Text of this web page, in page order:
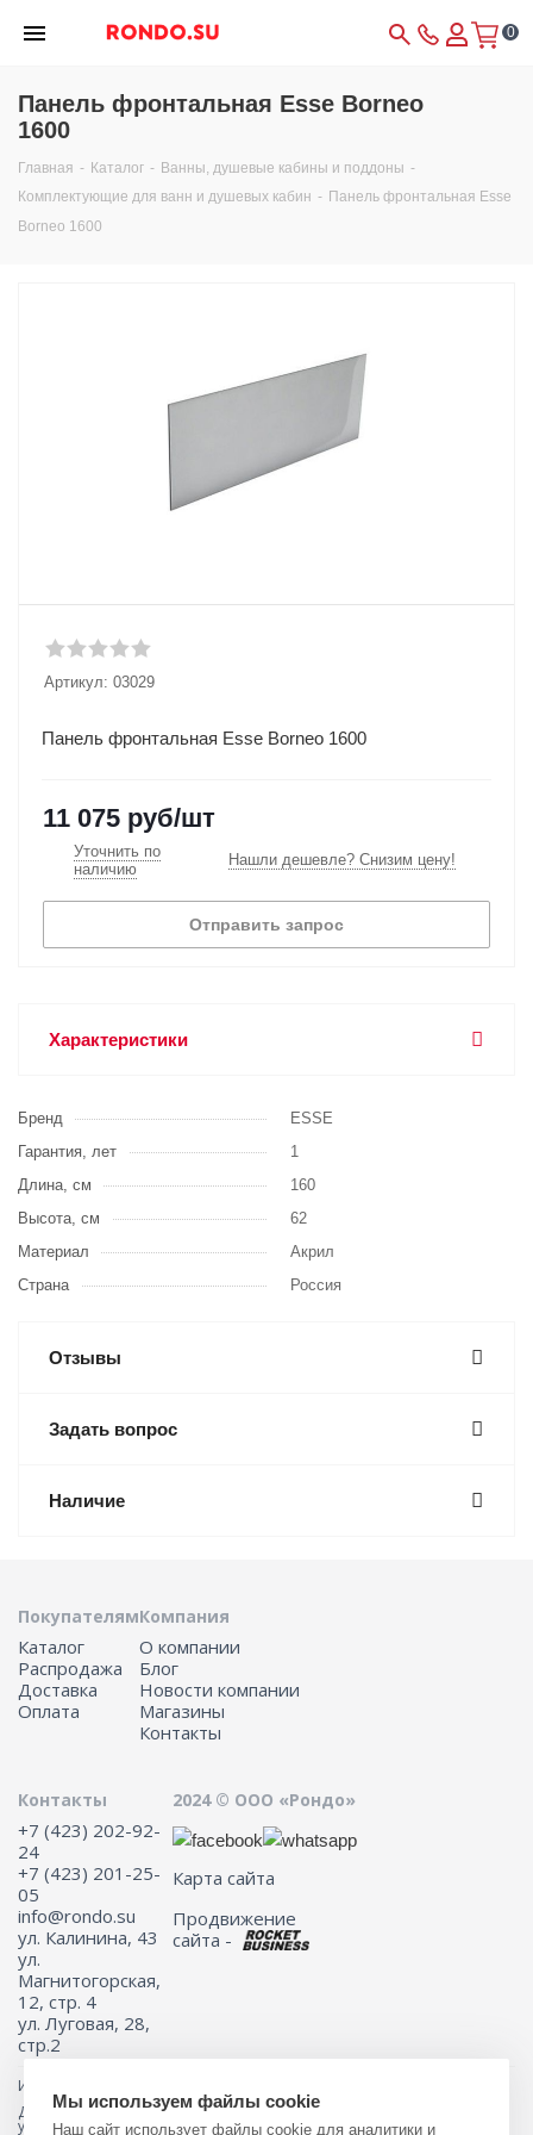
0
Панель фронтальная Esse Borneo
1600
Главная - Каталог - Ванны, душевые кабины и поддоны -
Комплектующие для ванн и душевых кабин - Панель фронтальная Esse
Borneo 1600
Артикул: 03029
Панель фронтальная Esse Borneo 1600
11 075 руб/шт
Уточнить по
наличию
Нашли дешевле? Снизим цену!
Отправить запрос
Характеристики
Бренд
ESSE
Гарантия, лет
1
Длина, см
160
Высота, см
62
Материал
Акрил
Страна
Россия
Отзывы
Задать вопрос
Наличие
Покупателям
Каталог
Распродажа
Доставка
Оплата
Компания
О компании
Блог
Новости компании
Магазины
Контакты
Контакты
+7 (423) 202-92-
24
+7 (423) 201-25-
05
info@rondo.su
ул. Калинина, 43
ул.
Магнитогорская,
12, стр. 4
ул. Луговая, 28,
стр.2
2024 © ООО «Рондо»
Карта сайта
Продвижение
сайта -
Информация на сайте не является публичной офертой.
Для получения подробной информации о наличии и стоимости
указанных товаров и (или) услуг, пожалуйста, обращайтесь к
Мы используем файлы cookie
Наш сайт использует файлы cookie для аналитики и